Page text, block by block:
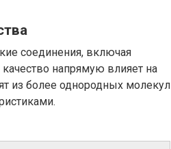
соединения, включая
напрямую влияет на
из более однородных молекул